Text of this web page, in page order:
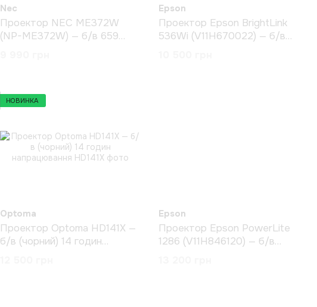
Nec
Проектор NEC ME372W
(NP-ME372W) — б/в 659
Epson
Проектор Epson BrightLink
536Wi (V11H670022) — б/в
НОВИНКА
Optoma
Проектор Optoma HD141X —
б/в (чорний) 14 годин
Epson
Проектор Epson PowerLite
1286 (V11H846120) — б/в